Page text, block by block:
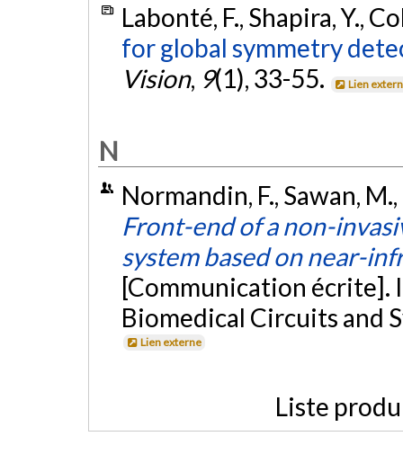
Labonté, F., Shapira, Y.,
for global symmetry
Vision, 9(1), 33-55. Lien
N
Normandin, F., Sawan,
Front-end of a non-
system based on near-
[Communication écrite].
Biomedical Circuits and
Lien externe
Liste